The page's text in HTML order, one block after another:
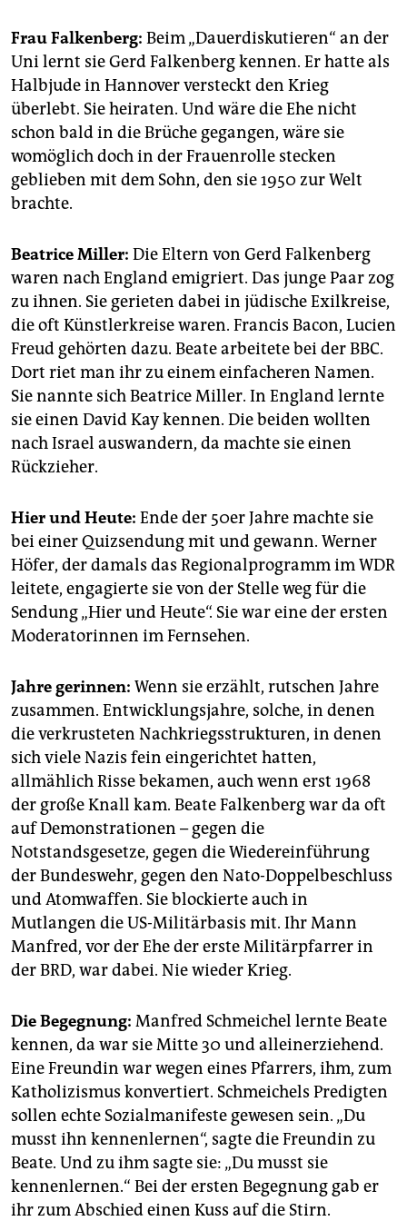
Frau Falkenberg: Beim „Dauerdiskutieren“ an der
Uni lernt sie Gerd Falkenberg kennen. Er hatte als
Halbjude in Hannover versteckt den Krieg
überlebt. Sie heiraten. Und wäre die Ehe nicht
schon bald in die Brüche gegangen, wäre sie
womöglich doch in der Frauenrolle stecken
geblieben mit dem Sohn, den sie 1950 zur Welt
brachte.
Beatrice Miller: Die Eltern von Gerd Falkenberg
waren nach England emigriert. Das junge Paar zog
zu ihnen. Sie gerieten dabei in jüdische Exilkreise,
die oft Künstlerkreise waren. Francis Bacon, Lucien
Freud gehörten dazu. Beate arbeitete bei der BBC.
Dort riet man ihr zu einem einfacheren Namen.
Sie nannte sich Beatrice Miller. In England lernte
sie einen David Kay kennen. Die beiden wollten
nach ­Israel auswandern, da machte sie einen
Rückzieher.
Hier und Heute: Ende der 50er Jahre machte sie
bei einer Quizsendung mit und gewann. Werner
Höfer, der damals das Re­gio­nalprogramm im WDR
leitete, engagierte sie von der Stelle weg für die
Sendung „Hier und Heute“. Sie war eine der ersten
Moderatorinnen im Fernsehen.
Jahre gerinnen: Wenn sie erzählt, rutschen Jahre
zusammen. Entwicklungsjahre, solche, in denen
die verkrusteten Nachkriegsstrukturen, in denen
sich viele Nazis fein eingerichtet hatten,
allmählich Risse bekamen, auch wenn erst 1968
der große Knall kam. Beate Falkenberg war da oft
auf Demonstrationen – gegen die
Notstandsgesetze, gegen die Wiedereinführung
der Bundeswehr, gegen den Nato-Doppelbeschluss
und Atomwaffen. Sie blockierte auch in
Mutlangen die US-Militärbasis mit. Ihr Mann
Manfred, vor der Ehe der erste Militärpfarrer in
der BRD, war dabei. Nie wieder Krieg.
Die Begegnung: Manfred Schmei­chel lernte Beate
kennen, da war sie Mitte 30 und alleinerziehend.
Eine Freundin war wegen eines Pfarrers, ihm, zum
Katholizismus konvertiert. Schmeichels Predigten
sollen echte Sozialmanifeste gewesen sein. „Du
musst ihn kennenlernen“, sagte die Freundin zu
Bea­te. Und zu ihm sagte sie: „Du musst sie
kennenlernen.“ Bei der ersten Begegnung gab er
ihr zum Abschied einen Kuss auf die Stirn.